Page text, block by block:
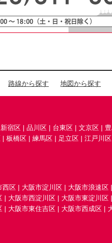
路線から探す 地図から探す
新宿区 | 品川区 | 台東区 | 文京区 |
| 板橋区 | 練馬区 | 足立区 | 江戸川区
西区 | 大阪市淀川区 | 大阪市浪速区
| 大阪市西淀川区 | 大阪市東淀川区
| 大阪市東住吉区 | 大阪市西成区 |